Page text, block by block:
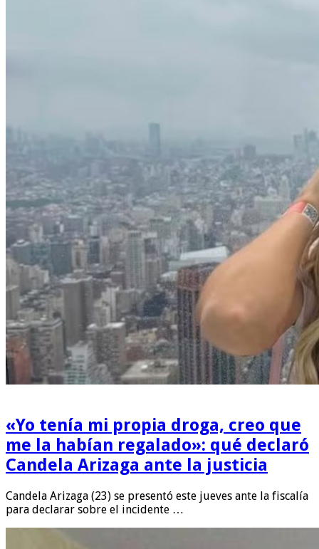
«Yo tenía mi propia droga, creo que
me la habían regalado»: qué declaró
Candela Arizaga ante la justicia
Candela Arizaga (23) se presentó este jueves ante la fiscalía
para declarar sobre el incidente …